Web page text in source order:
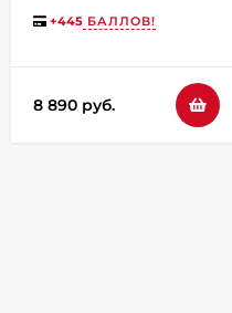
+445 БАЛЛОВ!
8 890 руб.